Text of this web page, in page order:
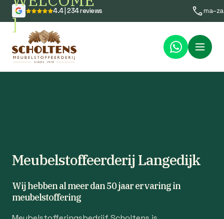
]
4.4 | 234 reviews
Menu
Meubelstoffeerderij Langedijk
Wij hebben al meer dan 50 jaar ervaring in
meubelstoffering